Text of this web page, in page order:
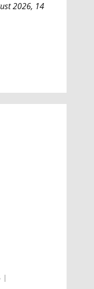
2026, 14